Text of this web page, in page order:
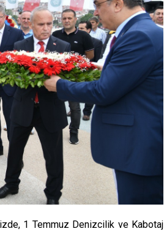
1 Temmuz Denizcilik ve Kabotaj